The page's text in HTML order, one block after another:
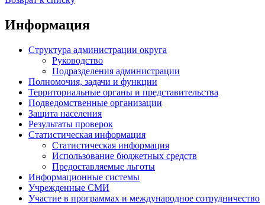
Информация
Структура администрации округа
Руководство
Подразделения администрации
Полномочия, задачи и функции
Территориальные органы и представительства
Подведомственные организации
Защита населения
Результаты проверок
Статистическая информация
Статистическая информация
Использование бюджетных средств
Предоставляемые льготы
Информационные системы
Учрежденные СМИ
Участие в программах и международное сотрудничество